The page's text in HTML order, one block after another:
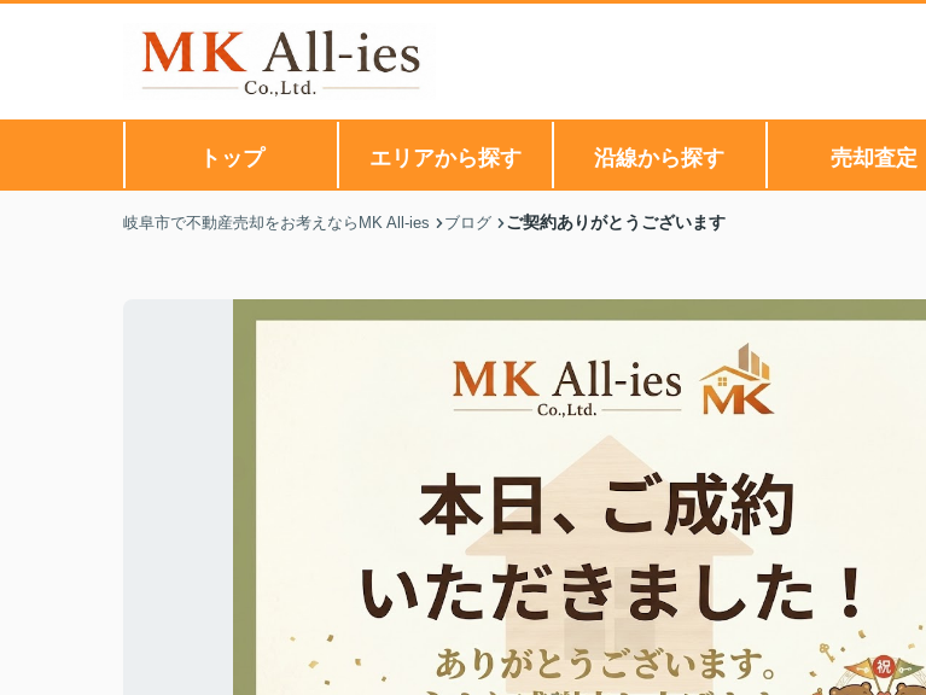
トップ エリアから探す 沿線から探す 売却査定
岐阜市で不動産売却をお考えならMK All-ies ブログ ご契約ありがとうございます